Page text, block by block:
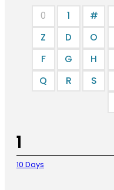
0 1 #
Z
D O
F
G H
Q
R S
1
10 Days